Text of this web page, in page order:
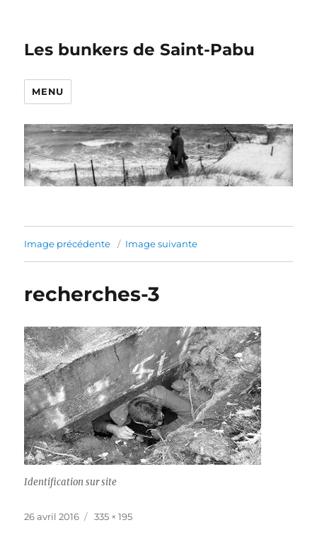
Les bunkers de Saint-Pabu
MENU
Image précédente Image suivante
recherches-3
Identification sur site
Publié
26 avril 2016
Taille
335 × 195